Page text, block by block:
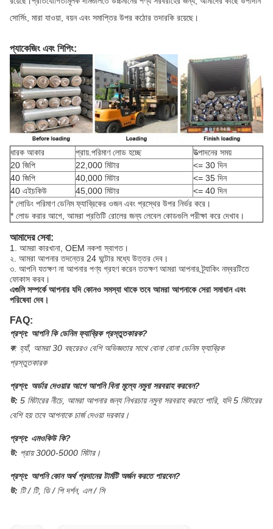
সোর্সিং, মারা যাওয়া, বয়ন এবং সমাপ্তির উপর কঠোর তদারকি রয়েছে।
প্যাকেজিং এবং শিপিং:
ধারক আকার প্রায়.পরিমাণ লোড হচ্ছে
উত্পাদনের সময়
20 জিপি
22,000 মিটার
<= 30 দিন
40 জিপি
40,000 মিটার
<= 35 দিন
40 এইচকিউ
45,000 মিটার
<= 40 দিন
* লোডিং পরিমাণ ডেনিম ফ্যাব্রিকের ওজন এবং প্রস্থের উপর নির্ভর করে।
* লোড করার আগে, আমরা প্রতিটি রোলের জন্য লেবেল কোডগুলি পরীক্ষা করে দেখাব।
আমাদের সেবা:
1. আমরা কারখানা, OEM নকশা স্বাগত।
২. আমরা আপনার তদন্তের 24 ঘন্টাের মধ্যে উত্তর দেব।
৩. আপনি যতক্ষণ না আপনার পণ্য গ্রহণ করেন ততক্ষণ আমরা আপনার ট্র্যাকিং নম্বরটিতে
ফোকাস করব।
এগুলি সম্পর্কে আপনার যদি কোনও সমস্যা থাকে তবে আমরা আপনাকে সেরা সমাধান এবং
পরিষেবা দেব।
FAQ:
প্রশ্ন: আপনি কি ডেনিম ফ্যাব্রিক প্রস্তুতকারক?
ক: হ্যাঁ, আমরা 30 বছরেরও বেশি অভিজ্ঞতার সাথে বোনা বোনা ডেনিম ফ্যাব্রিক
প্রস্তুতকারক
প্রশ্ন: অর্ডার দেওয়ার আগে আপনি বিনা মূল্যে নমুনা সরবরাহ করবেন?
উ: 5 মিটারের নীচে, আমরা আপনার জন্য নিখরচায় নমুনা সরবরাহ করতে পারি, যদি 5 মিটারের
বেশি হয় তবে আপনাকে চার্জ দেওয়া দরকার।
প্রশ্ন: এমওকিউ কি?
উ: প্রায় 3000-5000 মিটার।
প্রশ্ন: আপনি কোন অর্থ প্রদানের টার্মটি অর্জন করতে পারবেন?
উ: টি / টি, ডি / পি দর্শন, এল / সি